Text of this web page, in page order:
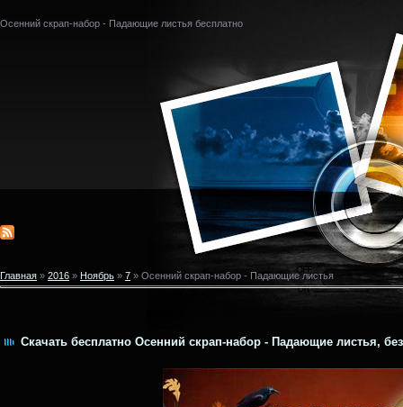
Осенний скрап-набор - Падающие листья бесплатно
Главная » 2016 » Ноябрь » 7 » Осенний скрап-набор - Падающие листья
Скачать бесплатно Осенний скрап-набор - Падающие листья,